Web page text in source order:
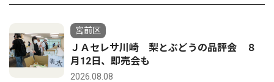
宮前区
ＪＡセレサ川崎 梨とぶどうの品評会 ８
月12日、即売会も
2026.08.08